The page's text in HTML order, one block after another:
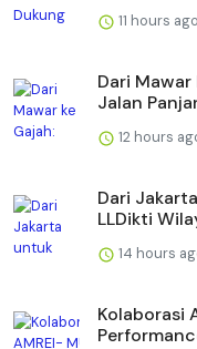
11 hours ago
Dari
Jalan
12 hours
Dari
LLDikti
14 hours
Kolaborasi